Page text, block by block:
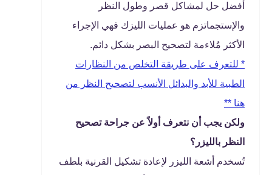
أفضل حل لمشاكل قصر وطول النظر
والإستجماتزم هو عمليات الليزك فهي الإجراء
الأكثر مُلاءمة لتصحيح البصر بشكل دائم.
* للتعرف على طريقة التخلص من النظارات
الطبية للأبد والبدائل الأنسب لتصحيح النظر من
هنا **
ولكن يجب أن نتعرف أولاً عن جراحة تصحيح
النظر بالليزر؟
تُسخدم أشعة الليزر لإعادة تشكيل القرنية بلطف